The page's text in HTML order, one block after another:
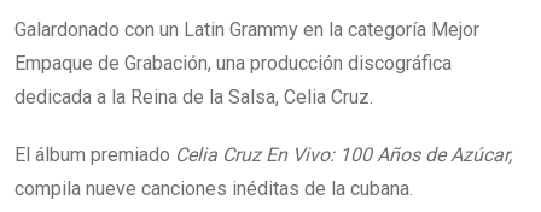
Galardonado con un Latin Grammy en la categoría Mejor
Empaque de Grabación, una producción discográfica
dedicada a la Reina de la Salsa, Celia Cruz.
El álbum premiado Celia Cruz En Vivo: 100 Años de Azúcar,
compila nueve canciones inéditas de la cubana.